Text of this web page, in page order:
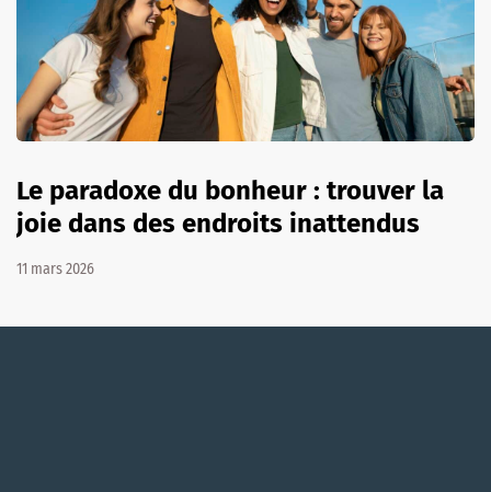
Le paradoxe du bonheur : trouver la
joie dans des endroits inattendus
11 mars 2026